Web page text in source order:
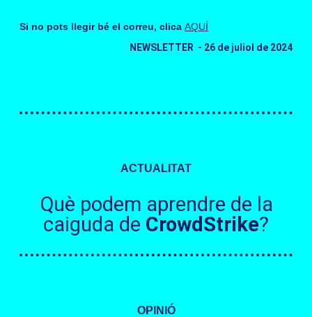
Si no pots llegir bé el correu, clica AQUÍ
NEWSLETTER - 26 de juliol de 2024
ACTUALITAT
Què podem aprendre de la
caiguda de CrowdStrike?
OPINIÓ